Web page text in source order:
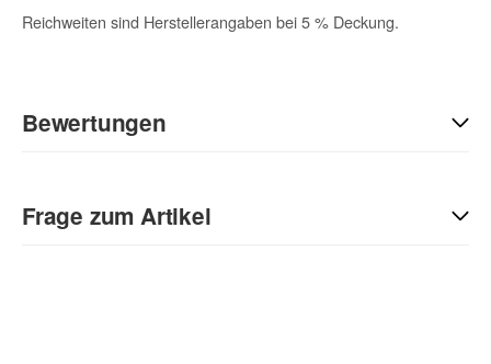
Reichweiten sind Herstellerangaben bei 5 % Deckung.
Bewertungen
Sie Anderen bei der Kaufentscheidung:
Frage zum Artikel